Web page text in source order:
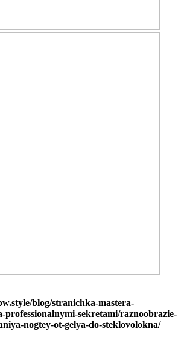
blog/stranichka-mastera-
professionalnymi-sekretami/raznoobrazie-
nogtey-ot-gelya-do-steklovolokna/